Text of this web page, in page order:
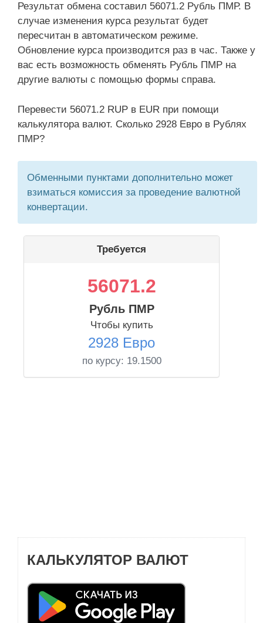
Результат обмена составил 56071.2 Рубль ПМР. В
случае изменения курса результат будет
пересчитан в автоматическом режиме.
Обновление курса производится раз в час. Также у
вас есть возможность обменять Рубль ПМР на
другие валюты с помощью формы справа.
Перевести 56071.2 RUP в EUR при помощи
калькулятора валют. Сколько 2928 Евро в Рублях
ПМР?
Обменными пунктами дополнительно может
взиматься комиссия за проведение валютной
конвертации.
Требуется
56071.2
Рубль ПМР
Чтобы купить
2928 Евро
по курсу: 19.1500
КАЛЬКУЛЯТОР ВАЛЮТ